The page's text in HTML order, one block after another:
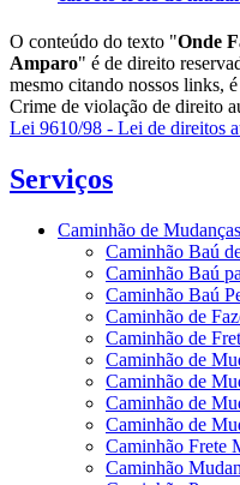
O conteúdo do texto "Onde
Amparo" é de direito
mesmo citando nossos links,
Crime de violação de direito
Lei 9610/98 - Lei de direitos
Serviços
Caminhão de Mudanças
Caminhão Baú
Caminhão Baú
Caminhão Baú
Caminhão de
Caminhão de
Caminhão de
Caminhão de
Caminhão de
Caminhão de
Caminhão Frete
Caminhão